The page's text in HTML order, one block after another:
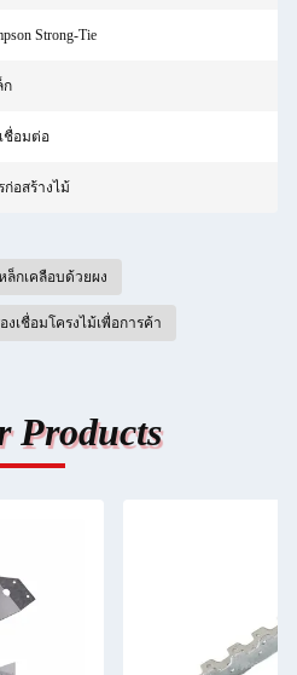
Strong-Tie
ก
ชื่อมต่อ
ก่อสร้างไม้
ล็กเคลือบด้วยผง
องเชื่อมโครงไม้เพื่อการค้า
Products